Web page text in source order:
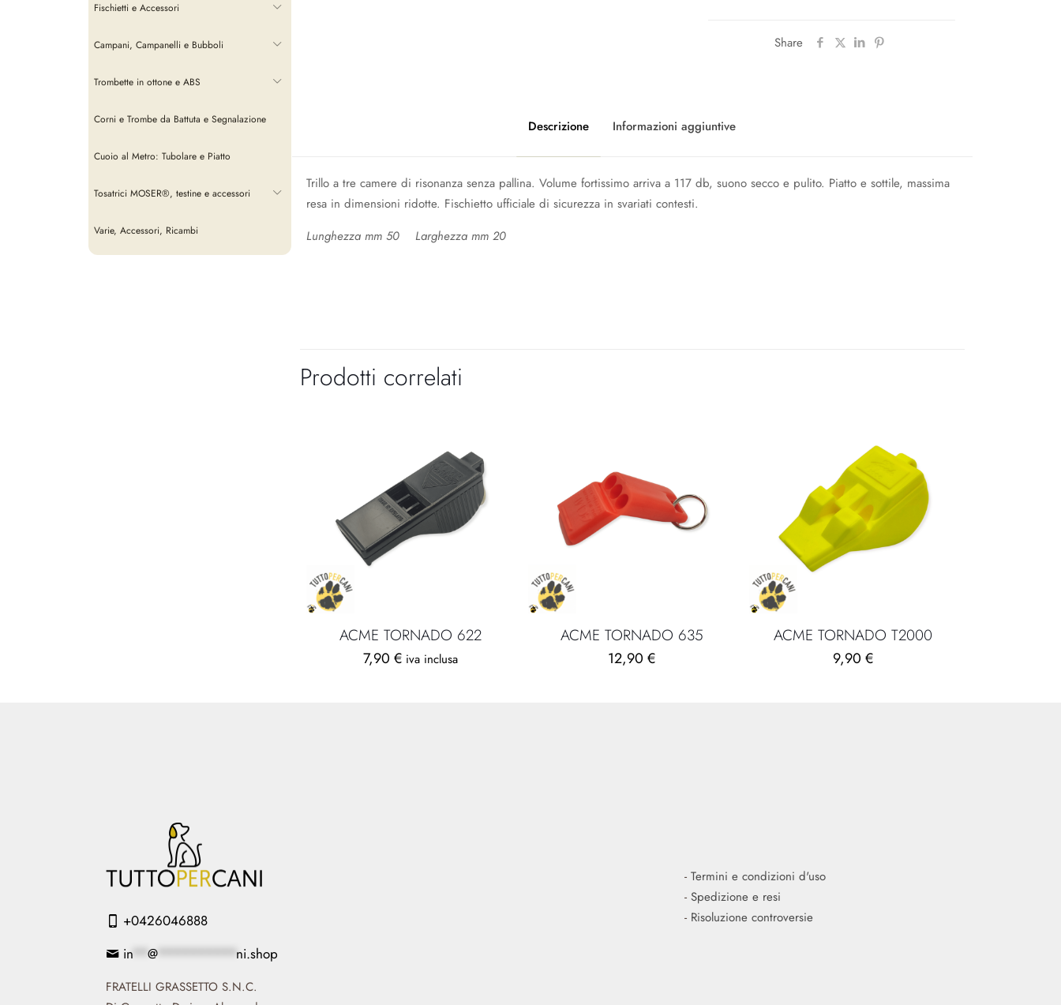
Share
Descrizione Informazioni aggiuntive
Trillo a tre camere di risonanza senza pallina. Volume fortissimo arriva a 117 db, suono secco e pulito. Piatto e sottile, massima
resa in dimensioni ridotte. Fischietto ufficiale di sicurezza in svariati contesti.
Lunghezza mm 50 Larghezza mm 20
Prodotti correlati
ACME TORNADO 622
7,90 € iva inclusa
ACME TORNADO 635
12,90€
ACME TORNADO T2000
9,90€
Fischietti e Accessori
Campani, Campanelli e Bubboli
Trombette in ottone e ABS
Corni e Trombe da Battuta e Segnalazione
Cuoio al Metro: Tubolare e Piatto
Tosatrici MOSER®, testine e accessori
Varie, Accessori, Ricambi
+0426046888
in ** @ ********** ni.shop
FRATELLI GRASSETTO S.N.C.
-Termini e condizioni d'uso
-Spedizione e resi
- Risoluzione controversie